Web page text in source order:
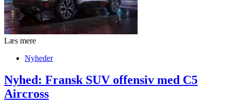
Læs mere
Nyheder
Nyhed: Fransk SUV offensiv med C5
Aircross